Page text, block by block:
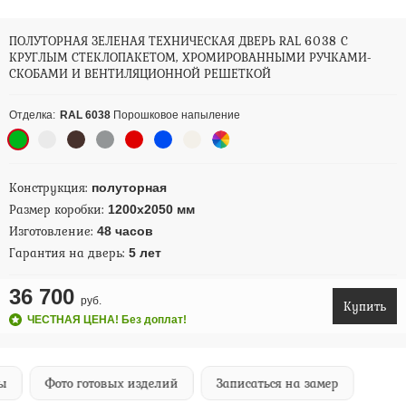
ПОЛУТОРНАЯ ЗЕЛЕНАЯ ТЕХНИЧЕСКАЯ ДВЕРЬ RAL 6038 С
КРУГЛЫМ СТЕКЛОПАКЕТОМ, ХРОМИРОВАННЫМИ РУЧКАМИ-
СКОБАМИ И ВЕНТИЛЯЦИОННОЙ РЕШЕТКОЙ
Отделка: RAL 6038 Порошковое напыление
Конструкция: полуторная
Размер коробки: 1200х2050 мм
Изготовление: 48 часов
Гарантия на дверь: 5 лет
36 700 руб.
ЧЕСТНАЯ ЦЕНА! Без доплат!
Купить
Фото готовых изделий Записаться на замер